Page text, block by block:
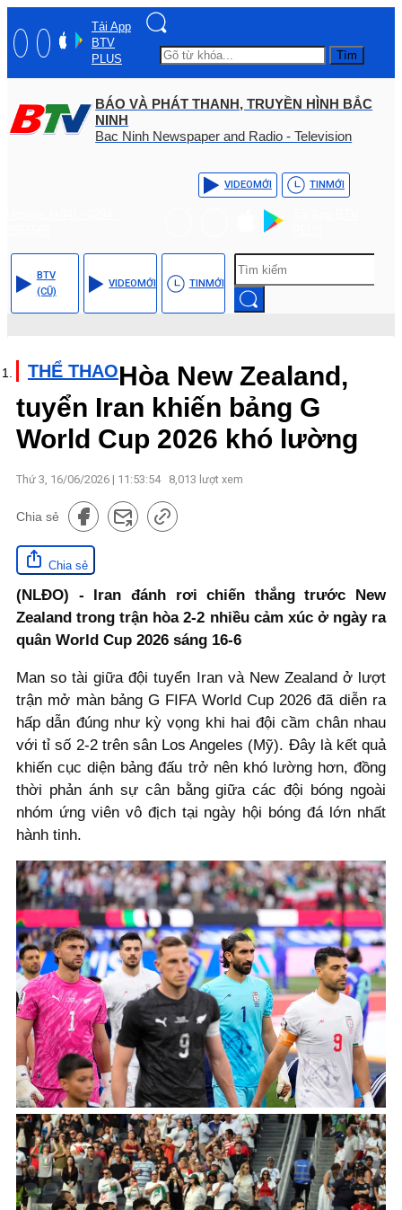
Tải App
BTV
PLUS
Tìm
BÁO VÀ PHÁT THANH, TRUYỀN HÌNH BẮC
NINH
Bac Ninh Newspaper and Radio - Television
VIDEOMỚI TINMỚI
BTV
(CŨ)
VIDEOMỚI TINMỚI
THỂ THAOHòa New Zealand,
tuyển Iran khiến bảng G
World Cup 2026 khó lường
Thứ 3, 16/06/2026 | 11:53:54 8,013 lượt xem
Chia sẻ
Chia sẻ
(NLĐO) - Iran đánh rơi chiến thắng trước New
Zealand trong trận hòa 2-2 nhiều cảm xúc ở ngày ra
quân World Cup 2026 sáng 16-6
Man so tài giữa đội tuyển Iran và New Zealand ở lượt
trận mở màn bảng G FIFA World Cup 2026 đã diễn ra
hấp dẫn đúng như kỳ vọng khi hai đội cầm chân nhau
với tỉ số 2-2 trên sân Los Angeles (Mỹ). Đây là kết quả
khiến cục diện bảng đấu trở nên khó lường hơn, đồng
thời phản ánh sự cân bằng giữa các đội bóng ngoài
nhóm ứng viên vô địch tại ngày hội bóng đá lớn nhất
hành tinh.